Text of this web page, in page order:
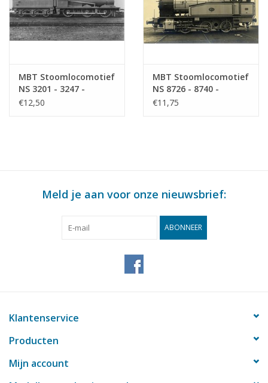
MBT Stoomlocomotief
NS 3201 - 3247 -
Bouwtekening Schaal 1
€12,50
MBT Stoomlocomotief
NS 8726 - 8740 -
Bouwtekening Schaal 1
€11,75
Meld je aan voor onze nieuwsbrief:
ABONNEER
Klantenservice
Producten
Mijn account